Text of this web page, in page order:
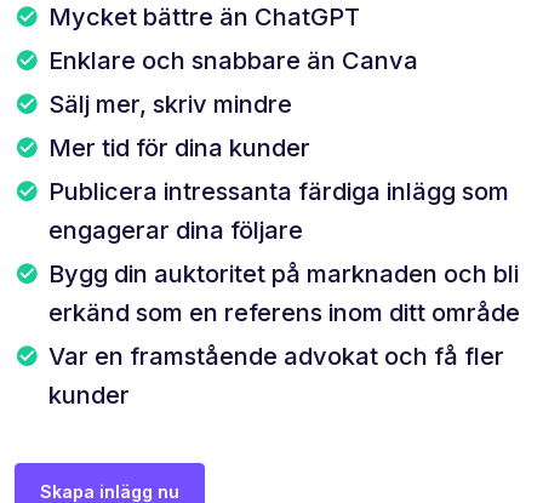
Mycket bättre än ChatGPT
Enklare och snabbare än Canva
Sälj mer, skriv mindre
Mer tid för dina kunder
Publicera intressanta färdiga inlägg som
engagerar dina följare
Bygg din auktoritet på marknaden och bli
erkänd som en referens inom ditt område
Var en framstående advokat och få fler
kunder
Skapa inlägg nu